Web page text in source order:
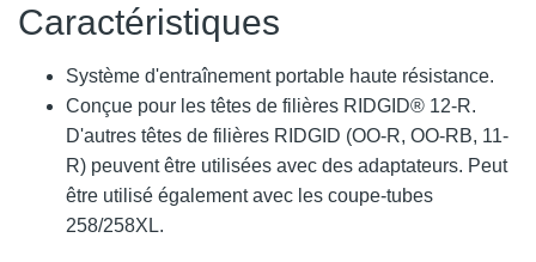
Caractéristiques
Système d'entraînement portable haute résistance.
Conçue pour les têtes de filières RIDGID® 12-R.
D'autres têtes de filières RIDGID (OO-R, OO-RB, 11-
R) peuvent être utilisées avec des adaptateurs. Peut
être utilisé également avec les coupe-tubes
258/258XL.